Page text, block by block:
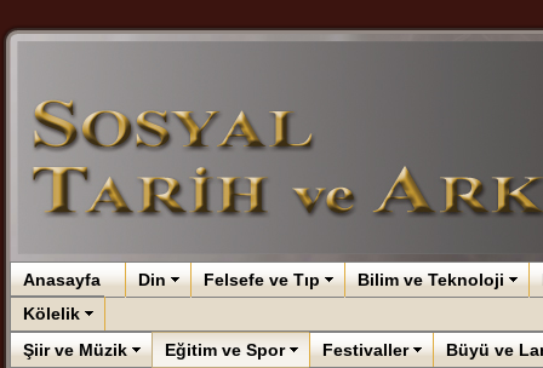
Anasayfa Din Felsefe ve Tıp Bilim ve Teknoloji
Kölelik
Şiir ve Müzik
Eğitim ve Spor Festivaller Büyü ve